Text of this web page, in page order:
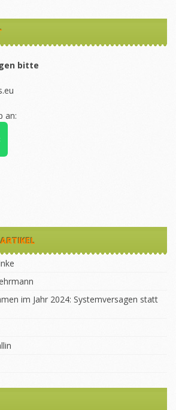
bitte
an:
im Jahr 2024: Systemversagen statt